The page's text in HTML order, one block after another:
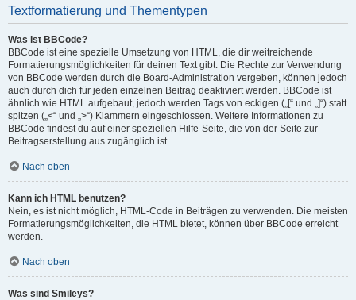
Textformatierung und Thementypen
Was ist BBCode?
BBCode ist eine spezielle Umsetzung von HTML, die dir weitreichende
Formatierungsmöglichkeiten für deinen Text gibt. Die Rechte zur Verwendung
von BBCode werden durch die Board-Administration vergeben, können jedoch
auch durch dich für jeden einzelnen Beitrag deaktiviert werden. BBCode ist
ähnlich wie HTML aufgebaut, jedoch werden Tags von eckigen („[“ und „]“) statt
spitzen („<“ und „>“) Klammern eingeschlossen. Weitere Informationen zu
BBCode findest du auf einer speziellen Hilfe-Seite, die von der Seite zur
Beitragserstellung aus zugänglich ist.
Nach oben
Kann ich HTML benutzen?
Nein, es ist nicht möglich, HTML-Code in Beiträgen zu verwenden. Die meisten
Formatierungsmöglichkeiten, die HTML bietet, können über BBCode erreicht
werden.
Nach oben
Was sind Smileys?